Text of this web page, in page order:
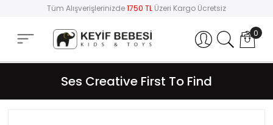
Tüm Alışverişlerinizde1750 TL Üzeri Kargo Ücretsiz
Hesabım 0
Ses Creative First To Find